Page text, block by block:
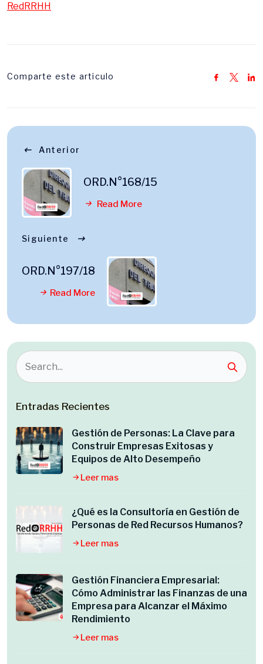
RedRRHH
Comparte este articulo
Anterior
ORD.N°168/15
Read More
Siguiente
ORD.N°197/18
Read More
Entradas Recientes
Gestión de Personas: La Clave para
Construir Empresas Exitosas y
Equipos de Alto Desempeño
Leer mas
¿Qué es la Consultoría en Gestión de
Personas de Red Recursos Humanos?
Leer mas
Gestión Financiera Empresarial:
Cómo Administrar las Finanzas de una
Empresa para Alcanzar el Máximo
Rendimiento
Leer mas